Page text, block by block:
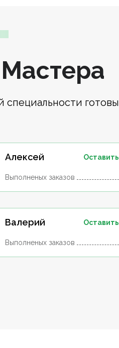
Мастера
специальности
Алексей Оставить
Выполненых заказов
Валерий Оставить
Выполненых заказов